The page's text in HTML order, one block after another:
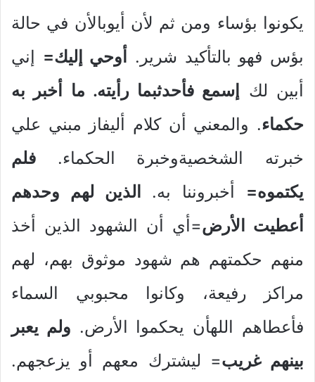
يكونوا بؤساء ومن ثم لأن أيوبالأن في حالة
بؤس فهو بالتأكيد شرير.
أوحي إليك= إني
أبين لك إسمع فأحدثبما رأيته. ما أخبر به
حكماء. والمعني أن كلام أليفاز مبني علي
خبرته الشخصيةوخبرة الحكماء. فلم
يكتموه= أخبروننا به.
الذين لهم وحدهم
أعطيت الأرض=أي أن الشهود الذين أخذ
منهم حكمتهم هم شهود موثوق بهم، لهم
مراكز رفيعة، وكانوا محبوبي السماء
فأعطاهم اللهأن يحكموا الأرض. ولم يعبر
بينهم غريب= ليشترك معهم أو يزعجهم.